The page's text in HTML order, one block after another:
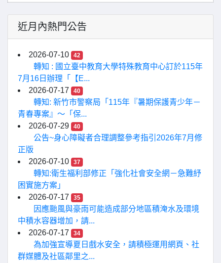
近月內熱門公告
2026-07-10 42
轉知 : 國立臺中教育大學特殊教育中心訂於115年
7月16日辦理「【E...
2026-07-17
40
轉知: 新竹市警察局「115年『暑期保護青少年－
青春專案』〜「保...
2026-07-29
40
公告~身心障礙者合理調整參考指引2026年7月修
正版
2026-07-10
37
轉知:衛生福利部修正「強化社會安全網－急難紓
困實施方案」
2026-07-17
35
因應颱風與豪雨可能造成部分地區積淹水及環境
中積水容器增加，請...
2026-07-17
34
為加強宣導夏日戲水安全，請積極運用網頁、社
群媒體及社區鄰里之...